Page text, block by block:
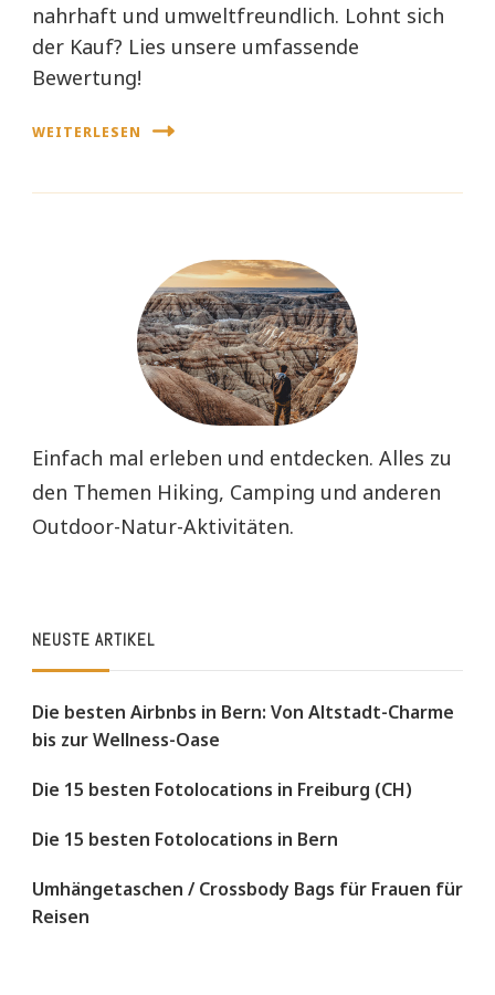
nahrhaft und umweltfreundlich. Lohnt sich
der Kauf? Lies unsere umfassende
Bewertung!
WEITERLESEN
Einfach mal erleben und entdecken. Alles zu
den Themen Hiking, Camping und anderen
Outdoor-Natur-Aktivitäten.
NEUSTE ARTIKEL
Die besten Airbnbs in Bern: Von Altstadt-Charme
bis zur Wellness-Oase
Die 15 besten Fotolocations in Freiburg (CH)
Die 15 besten Fotolocations in Bern
Umhängetaschen / Crossbody Bags für Frauen für
Reisen